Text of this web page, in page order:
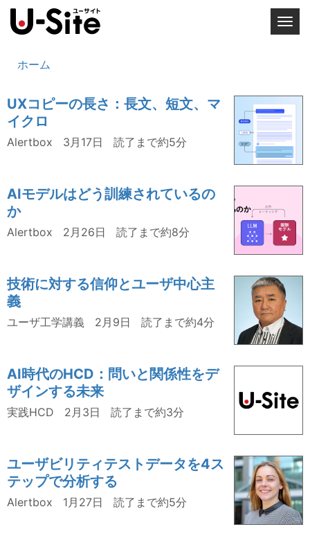
T
e
n
a
v
g
a
t
i
o
n
ホーム
UXコピーの長さ：長文、短文、マ
イクロ
Alertbox 3月17日 読了まで約5分
AIモデルはどう訓練されているの
か
Alertbox 2月26日 読了まで約8分
技術に対する信仰とユーザ中心主
義
ユーザ工学講義 2月9日 読了まで約4分
AI時代のHCD：問いと関係性をデ
ザインする未来
実践HCD 2月3日 読了まで約3分
ユーザビリティテストデータを4ス
テップで分析する
Alertbox 1月27日 読了まで約5分